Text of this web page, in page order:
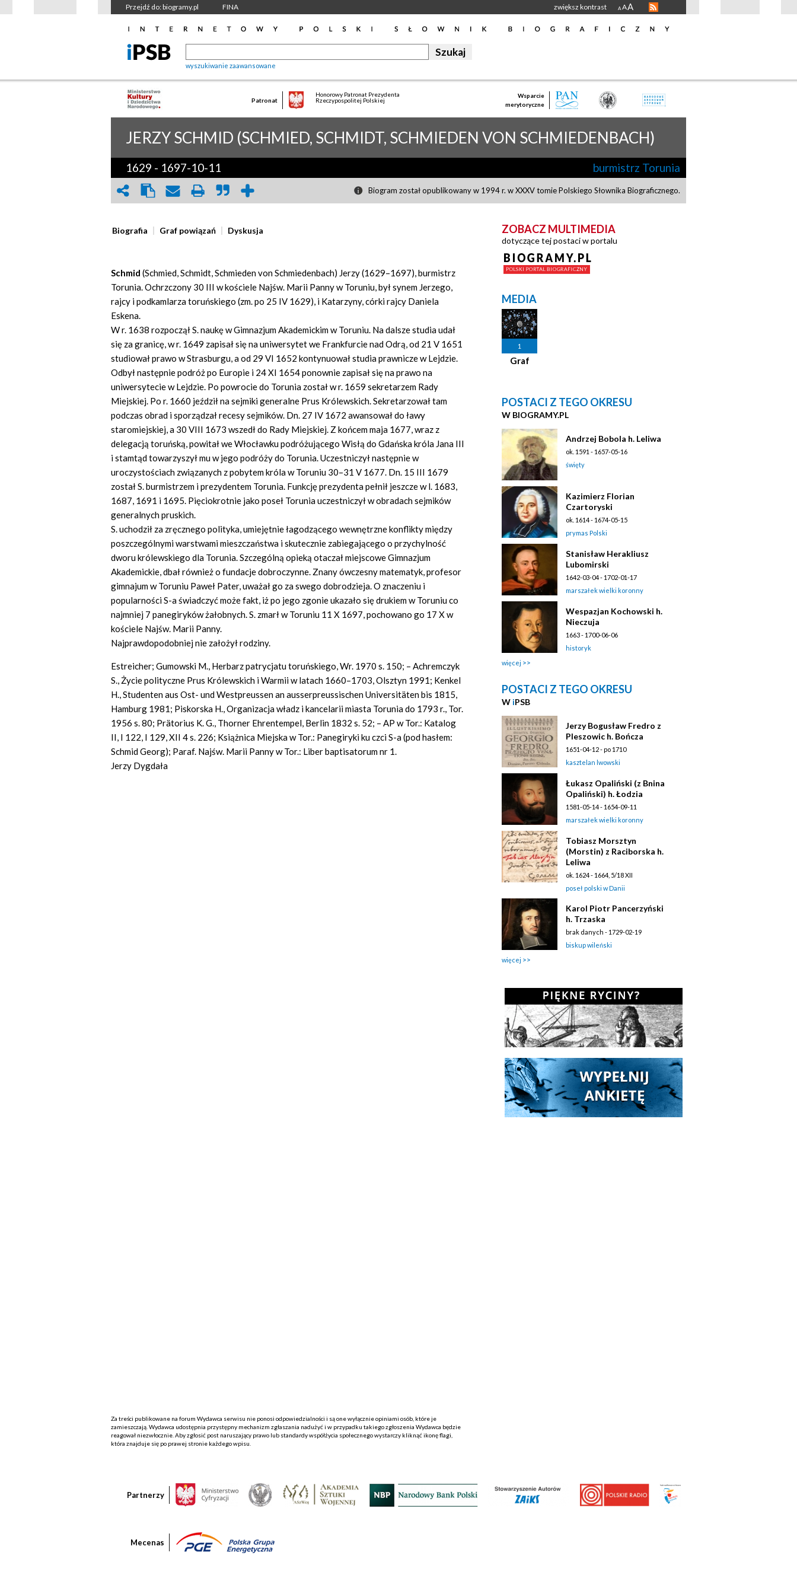
Przejdź do: biogramy.pl FINA zwiększ kontrast A AA
wyszukiwanie zaawansowane
Patronat
Honorowy Patronat Prezydenta
Rzeczypospolitej Polskiej
Wsparcie
merytoryczne
JERZYSCHMID (SCHMIED, SCHMIDT, SCHMIEDEN VON SCHMIEDENBACH)
1629 - 1697-10-11 burmistrz Torunia
Biogram został opublikowany w 1994 r. w XXXV tomie Polskiego Słownika Biograficznego.
Biografia Graf powiązań Dyskusja
Schmid (Schmied, Schmidt, Schmieden von Schmiedenbach) Jerzy (1629–1697), burmistrz
Torunia. Ochrzczony 30 III w kościele Najśw. Marii Panny w Toruniu, był synem Jerzego,
rajcy i podkamlarza toruńskiego (zm. po 25 IV 1629), i Katarzyny, córki rajcy Daniela
Eskena.
W r. 1638 rozpoczął S. naukę w Gimnazjum Akademickim w Toruniu. Na dalsze studia udał
się za granicę, w r. 1649 zapisał się na uniwersytet we Frankfurcie nad Odrą, od 21 V 1651
studiował prawo w Strasburgu, a od 29 VI 1652 kontynuował studia prawnicze w Lejdzie.
Odbył następnie podróż po Europie i 24 XI 1654 ponownie zapisał się na prawo na
uniwersytecie w Lejdzie. Po powrocie do Torunia został w r. 1659 sekretarzem Rady
Miejskiej. Po r. 1660 jeździł na sejmiki generalne Prus Królewskich. Sekretarzował tam
podczas obrad i sporządzał recesy sejmików. Dn. 27 IV 1672 awansował do ławy
staromiejskiej, a 30 VIII 1673 wszedł do Rady Miejskiej. Z końcem maja 1677, wraz z
delegacją toruńską, powitał we Włocławku podróżującego Wisłą do Gdańska króla Jana III
i stamtąd towarzyszył mu w jego podróży do Torunia. Uczestniczył następnie w
uroczystościach związanych z pobytem króla w Toruniu 30–31 V 1677. Dn. 15 III 1679
został S. burmistrzem i prezydentem Torunia. Funkcję prezydenta pełnił jeszcze w l. 1683,
1687, 1691 i 1695. Pięciokrotnie jako poseł Torunia uczestniczył w obradach sejmików
generalnych pruskich.
S. uchodził za zręcznego polityka, umiejętnie łagodzącego wewnętrzne konflikty między
poszczególnymi warstwami mieszczaństwa i skutecznie zabiegającego o przychylność
dworu królewskiego dla Torunia. Szczególną opieką otaczał miejscowe Gimnazjum
Akademickie, dbał również o fundacje dobroczynne. Znany ówczesny matematyk, profesor
gimnajum w Toruniu Paweł Pater, uważał go za swego dobrodzieja. O znaczeniu i
popularności S-a świadczyć może fakt, iż po jego zgonie ukazało się drukiem w Toruniu co
najmniej 7 panegiryków żałobnych. S. zmarł w Toruniu 11 X 1697, pochowano go 17 X w
kościele Najśw. Marii Panny.
Najprawdopodobniej nie założył rodziny.
Estreicher; Gumowski M., Herbarz patrycjatu toruńskiego, Wr. 1970 s. 150; – Achremczyk
S., Życie polityczne Prus Królewskich i Warmii w latach 1660–1703, Olsztyn 1991; Kenkel
H., Studenten aus Ost- und Westpreussen an ausserpreussischen Universitäten bis 1815,
Hamburg 1981; Piskorska H., Organizacja władz i kancelarii miasta Torunia do 1793 r., Tor.
1956 s. 80; Prätorius K. G., Thorner Ehrentempel, Berlin 1832 s. 52; – AP w Tor.: Katalog
II, I 122, I 129, XII 4 s. 226; Książnica Miejska w Tor.: Panegiryki ku czci S-a (pod hasłem:
Schmid Georg); Paraf. Najśw. Marii Panny w Tor.: Liber baptisatorum nr 1.
Jerzy Dygdała
Za treści publikowane na forum Wydawca serwisu nie ponosi odpowiedzialności i są one wyłącznie opiniami osób, które je
zamieszczają. Wydawca udostępnia przystępny mechanizm zgłaszania nadużyć i w przypadku takiego zgłoszenia Wydawca będzie
reagował niezwłocznie. Aby zgłosić post naruszający prawo lub standardy współżycia społecznego wystarczy kliknąć ikonę flagi,
która znajduje się po prawej stronie każdego wpisu.
ZOBACZ MULTIMEDIA
dotyczące tej postaci w portalu
MEDIA
1
Graf
POSTACI Z TEGO OKRESU
W BIOGRAMY.PL
Andrzej Bobola h. Leliwa
ok. 1591 - 1657-05-16
święty
Kazimierz Florian
Czartoryski
ok. 1614 - 1674-05-15
prymas Polski
Stanisław Herakliusz
Lubomirski
1642-03-04 - 1702-01-17
marszałek wielki koronny
Wespazjan Kochowski h.
Nieczuja
1663 - 1700-06-06
historyk
więcej
POSTACI Z TEGO OKRESU
W iPSB
Jerzy Bogusław Fredro z
Pleszowic h. Bończa
1651-04-12 - po 1710
kasztelan lwowski
Łukasz Opaliński (z Bnina
Opaliński) h. Łodzia
1581-05-14 - 1654-09-11
marszałek wielki koronny
Tobiasz Morsztyn
(Morstin) z Raciborska h.
Leliwa
ok. 1624 - 1664, 5/18 XII
poseł polski w Danii
Karol Piotr Pancerzyński
h. Trzaska
brak danych - 1729-02-19
biskup wileński
więcej
Partnerzy
Mecenas